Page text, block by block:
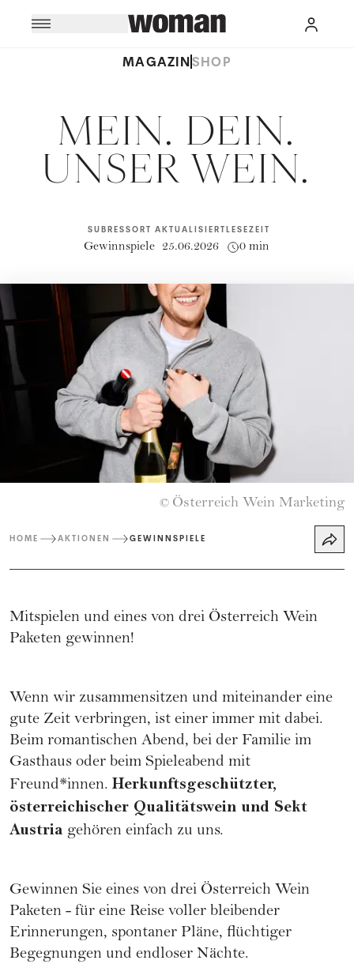
MAGAZINSHOP
MEIN. DEIN.
UNSER WEIN.
SUBRESSORT
Gewinnspiele
AKTUALISIERT
25.06.2026
LESEZEIT
0 min
© Österreich Wein Marketing
HOME AKTIONEN GEWINNSPIELE
Mitspielen und eines von drei Österreich Wein
Paketen gewinnen!
Wenn wir zusammensitzen und miteinander eine
gute Zeit verbringen, ist einer immer mit dabei.
Beim romantischen Abend, bei der Familie im
Gasthaus oder beim Spieleabend mit
Freund*innen. Herkunftsgeschützter,
österreichischer Qualitätswein und Sekt
Austria gehören einfach zu uns.
Gewinnen Sie eines von drei Österreich Wein
Paketen - für eine Reise voller bleibender
Erinnerungen, spontaner Pläne, flüchtiger
Begegnungen und endloser Nächte.